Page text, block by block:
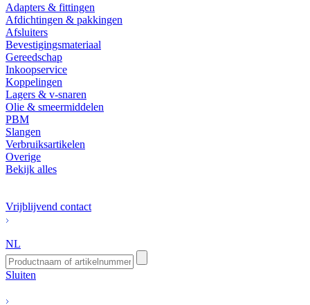
Adapters & fittingen
Afdichtingen & pakkingen
Afsluiters
Bevestigingsmateriaal
Gereedschap
Inkoopservice
Koppelingen
Lagers & v-snaren
Olie & smeermiddelen
PBM
Slangen
Verbruiksartikelen
Overige
Bekijk alles
Vrijblijvend contact
NL
Sluiten